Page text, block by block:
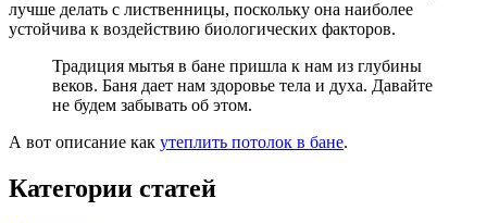
лучше делать с лиственницы, поскольку она наиболее
устойчива к воздействию биологических факторов.
Традиция мытья в бане пришла к нам из глубины
веков. Баня дает нам здоровье тела и духа. Давайте
не будем забывать об этом.
А вот описание как утеплить потолок в бане.
Категории статей